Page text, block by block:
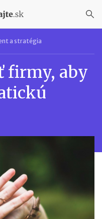
a stratégia
firmy, aby